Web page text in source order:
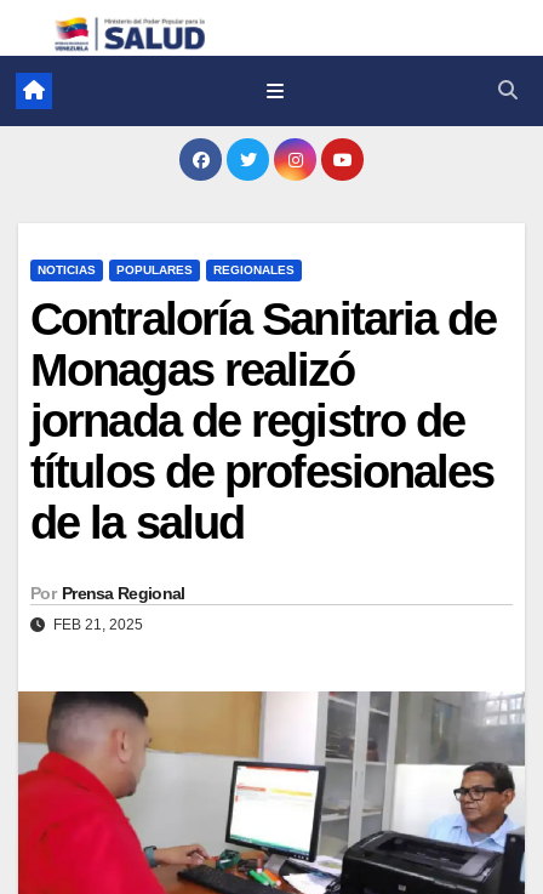
NOTICIAS POPULARES REGIONALES
Contraloría Sanitaria de
Monagas realizó
jornada de registro de
títulos de profesionales
de la salud
Por Prensa Regional
FEB 21, 2025